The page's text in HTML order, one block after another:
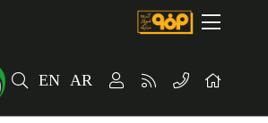
AR
EN
مسیر ماندگار